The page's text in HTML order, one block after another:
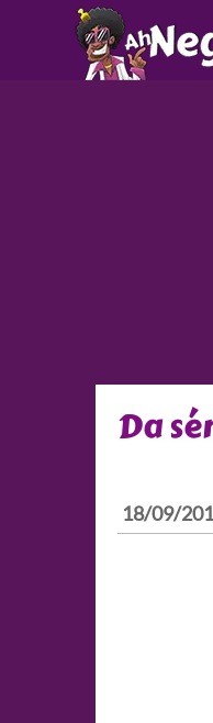
Da
18/09/